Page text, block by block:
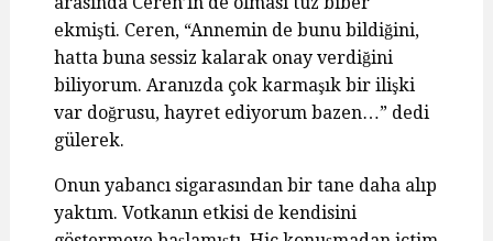
ekmişti. Ceren, “Annemin de bunu bildiğini,
hatta buna sessiz kalarak onay verdiğini
biliyorum. Aranızda çok karmaşık bir ilişki
var doğrusu, hayret ediyorum bazen…” dedi
gülerek.
Onun yabancı sigarasından bir tane daha alıp
yaktım. Votkanın etkisi de kendisini